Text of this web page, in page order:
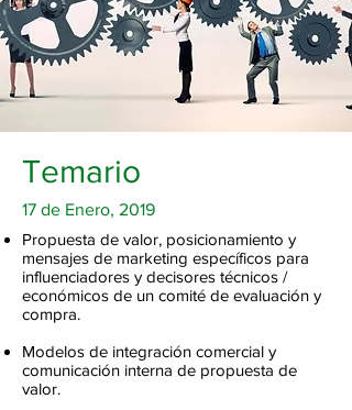
Temario
17 de Enero, 2019
Propuesta de valor, posicionamiento y
mensajes de marketing específicos para
influenciadores y decisores técnicos /
económicos de un comité de evaluación y
compra.
Modelos de integración comercial y
comunicación interna de propuesta de
valor.